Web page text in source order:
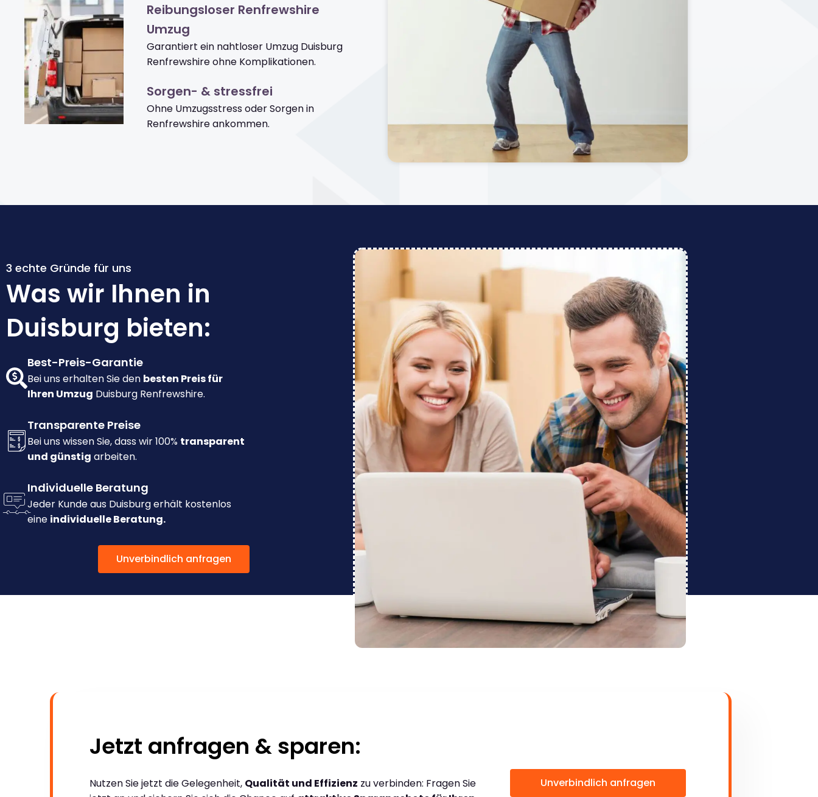
Reibungsloser Renfrewshire
Umzug
Garantiert ein nahtloser Umzug Duisburg
Renfrewshire ohne Komplikationen.
Sorgen- & stressfrei
Ohne Umzugsstress oder Sorgen in
Renfrewshire ankommen.
3 echte Gründe für uns
Was wir Ihnen in
Duisburg bieten:
Best-Preis-Garantie
Bei uns erhalten Sie den besten Preis für
Ihren Umzug Duisburg Renfrewshire.
Transparente Preise
Bei uns wissen Sie, dass wir 100% transparent
und günstig arbeiten.
Individuelle Beratung
Jeder Kunde aus Duisburg erhält kostenlos
eine individuelle Beratung.
Unverbindlich anfragen
Jetzt anfragen & sparen:
Nutzen Sie jetzt die Gelegenheit, Qualität und Effizienz zu verbinden: Fragen Sie
Unverbindlich anfragen